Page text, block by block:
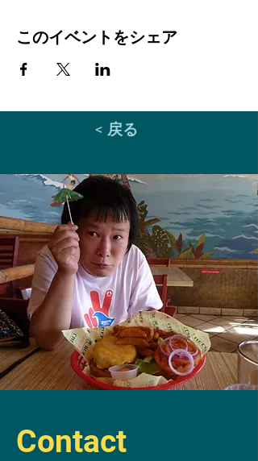
このイベントをシェア
< 戻る
Contact